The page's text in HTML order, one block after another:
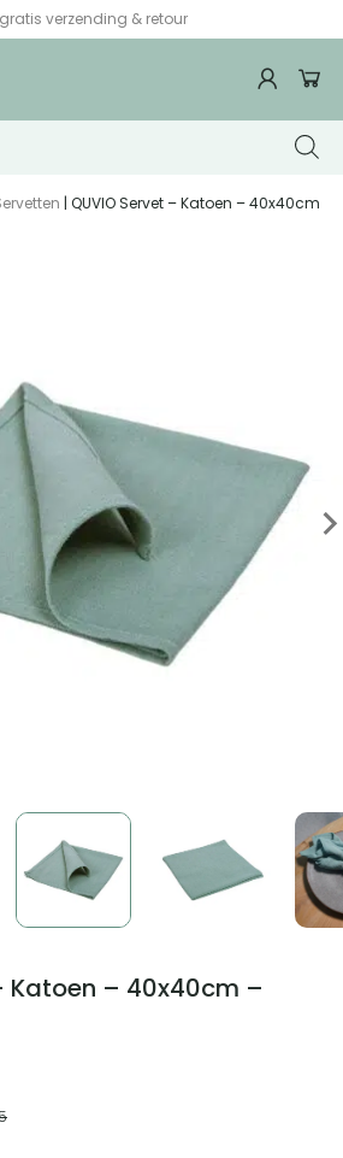
verzending & retour
| QUVIO Servet – Katoen – 40x40cm
Katoen – 40x40cm –